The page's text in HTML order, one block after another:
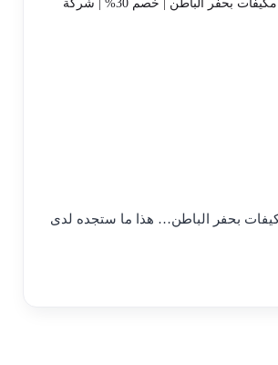
بحفر الباطن… هذا ما ستجده لدى